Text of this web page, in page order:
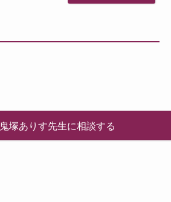
鬼塚ありす先生に相談する